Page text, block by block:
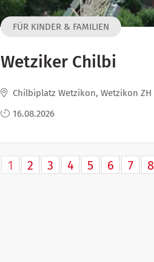
FÜR KINDER & FAMILIEN
Wetziker Chilbi
Chilbiplatz Wetzikon, Wetzikon ZH
16.08.2026
1 2 3 4 5 6 7 8